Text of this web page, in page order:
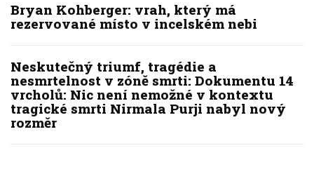
Bryan Kohberger: vrah, který má
rezervované místo v incelském nebi
Neskutečný triumf, tragédie a
nesmrtelnost v zóně smrti: Dokumentu 14
vrcholů: Nic není nemožné v kontextu
tragické smrti Nirmala Purji nabyl nový
rozměr